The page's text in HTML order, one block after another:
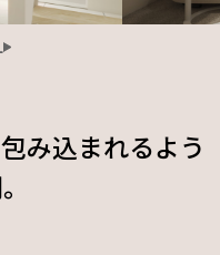
み込まれるよう